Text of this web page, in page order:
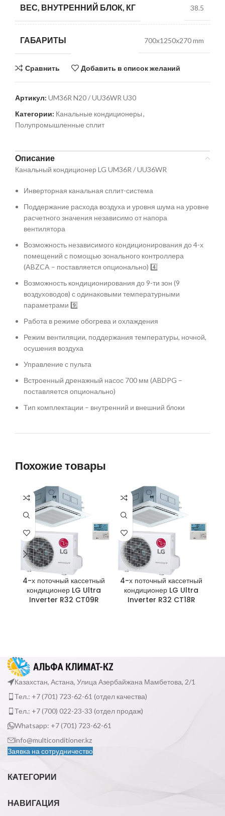
ВЕС, ВНУТРЕННИЙ БЛОК, КГ 38.5
ГАБАРИТЫ 700x1250x270 mm
Сравнить Добавить в список желаний
Артикул: UM36R N20 / UU36WR U30
Категории: Канальные кондиционеры,
Полупромышленные сплит
Описание
Канальный кондиционер LG UM36R / UU36WR
Инверторная канальная сплит-система
Поддержание расхода воздуха и уровня шума на уровне
расчетного значения независимо от напора
вентилятора
Возможность независимого кондиционирования до 4-х
помещений с помощью зонального контроллера
(ABZCA – поставляется опционально) 4️⃣
Возможность кондиционирования до 9-ти зон (9
воздуховодов) с одинаковыми температурными
параметрами 9️⃣
Работа в режиме обогрева и охлаждения️
Режим вентиляции, поддержания температуры, ночной,
осушения воздуха
Управление с пульта
Встроенный дренажный насос 700 мм (ABDPG –
поставляется опционально)
Тип комплектации – внутренний и внешний блоки
Похожие товары
4-х поточный кассетный
кондиционер LG Ultra
Inverter R32 CT09R
4-х поточный кассетный
кондиционер LG Ultra
Inverter R32 CT18R
Казахстан, Астана, Улица Азербайжана Мамбетова, 2/1
Тел.: +7 (701) 723-62-61 (отдел качества)
Тел.: +7 (700) 022-23-33 (отдел продаж)
Whatsapp: +7 (701) 723-62-61
info@multiconditioner.kz
Заявка на сотрудничество
КАТЕГОРИИ
НАВИГАЦИЯ